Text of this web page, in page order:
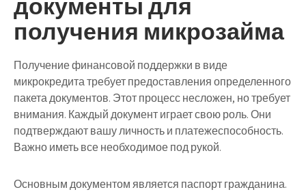
получения микрозайма
Получение финансовой поддержки в виде
микрокредита требует предоставления определенного
пакета документов. Этот процесс несложен, но требует
внимания. Каждый документ играет свою роль. Они
подтверждают вашу личность и платежеспособность.
Важно иметь все необходимое под рукой.
Основным документом является паспорт гражданина.